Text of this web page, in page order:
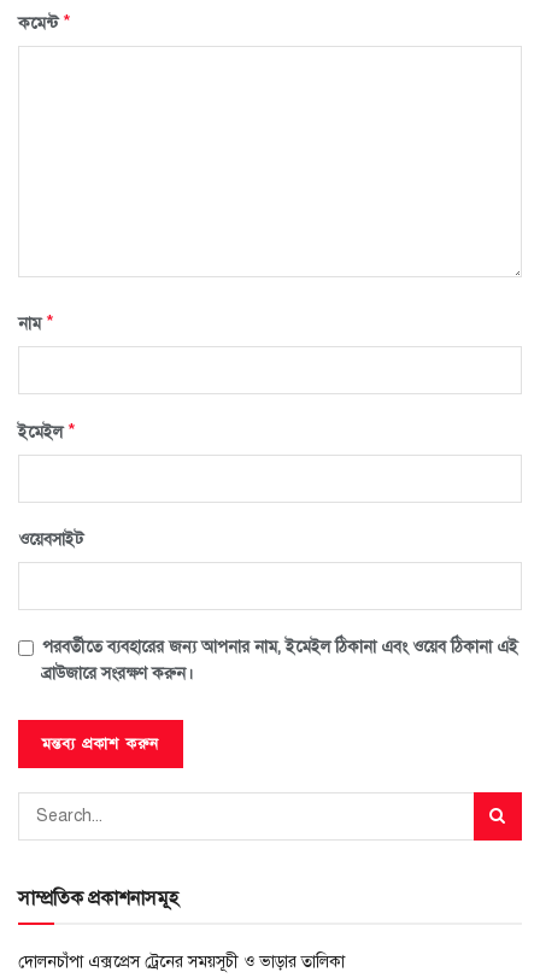
কমেন্ট*
নাম*
ইমেইল*
ওয়েবসাইট
পরবর্তীতে ব্যবহারের জন্য আপনার নাম, ইমেইল ঠিকানা এবং ওয়েব ঠিকানা এই
ব্রাউজারে সংরক্ষণ করুন।
সাম্প্রতিক প্রকাশনাসমূহ
দোলনচাঁপা এক্সপ্রেস ট্রেনের সময়সূচী ও ভাড়ার তালিকা